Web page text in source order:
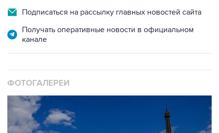
Подписаться на рассылку главных новостей сайта
Получать оперативные новости в официальном
канале
ФОТОГАЛЕРЕИ